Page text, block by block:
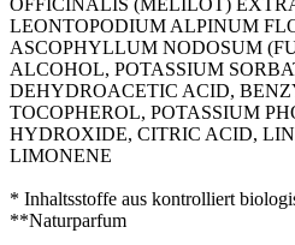
LEONTOPODIUM ALPINUM
ASCOPHYLLUM NODOSUM
ALCOHOL, POTASSIUM
DEHYDROACETIC ACID,
TOCOPHEROL, POTASSIUM
HYDROXIDE, CITRIC ACID,
LIMONENE
* Inhaltsstoffe aus kontrolliert
**Naturparfum